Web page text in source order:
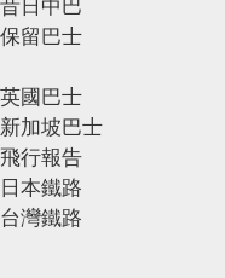
昔日中巴
保留巴士
英國巴士
新加坡巴士
飛行報告
日本鐵路
台灣鐵路